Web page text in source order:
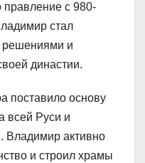
правление с 980-
стал
решениями и
династии.
поставило основу
всей Руси и
Владимир активно
и строил храмы